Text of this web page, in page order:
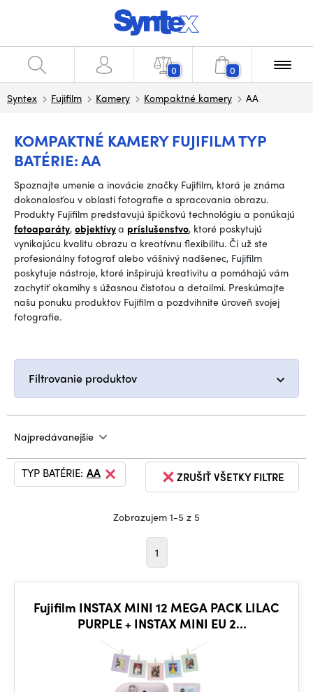
0 0
Syntex Fujifilm Kamery Kompaktné kamery AA
KOMPAKTNÉ KAMERY FUJIFILM TYP
BATÉRIE: AA
Spoznajte umenie a inovácie značky Fujifilm, ktorá je známa
dokonalosťou v oblasti fotografie a spracovania obrazu.
Produkty Fujifilm predstavujú špičkovú technológiu a ponúkajú
fotoaparáty, objektívya príslušenstvo, ktoré poskytujú
vynikajúcu kvalitu obrazu a kreatívnu flexibilitu. Či už ste
profesionálny fotograf alebo vášnivý nadšenec, Fujifilm
poskytuje nástroje, ktoré inšpirujú kreativitu a pomáhajú vám
zachytiť okamihy s úžasnou čistotou a detailmi. Preskúmajte
našu ponuku produktov Fujifilm a pozdvihnite úroveň svojej
fotografie.
Filtrovanie produktov
Najpredávanejšie
ZRUŠIŤ VŠETKY FILTRE
TYP BATÉRIE: AA
Zobrazujem 1-5 z 5
1
Fujifilm INSTAX MINI 12 MEGA PACK LILAC
PURPLE + INSTAX MINI EU 2